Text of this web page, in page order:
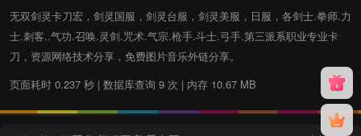
无双剑灵卡刀宏，剑灵国服，剑灵台服，剑灵美服，日服，各剑士.拳师.力
士.刺客..气功.召唤.灵剑.咒术.气宗.枪手.斗士.弓手.第三派系职业专业卡
刀，资源网络技术分享，免费图片音乐外链分享。
页面耗时 0.237 秒 | 数据库查询 9 次 | 内存 10.67 MB